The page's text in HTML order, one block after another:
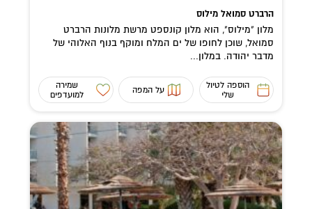
הרברט סמואל מילוס
מלון "מילוס", הוא מלון קונספט מרשת מלונות הרברט
סמואל, שוכן לחופו של ים המלח ומוקף בנוף האלוהי של
מדבר יהודה. במלון...
הוספה לטיול
שלי
על המפה
שמירה
למועדפים